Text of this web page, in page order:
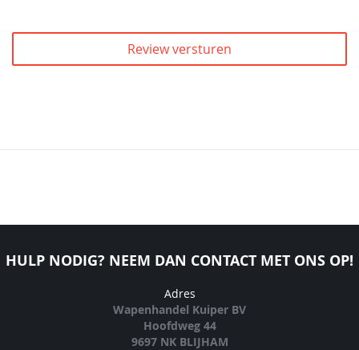
Review versturen
HULP NODIG? NEEM DAN CONTACT MET ONS OP!
Adres
Wapenhandel Kuiper BV
Hoofdweg 44
9697 NK BLIJHAM